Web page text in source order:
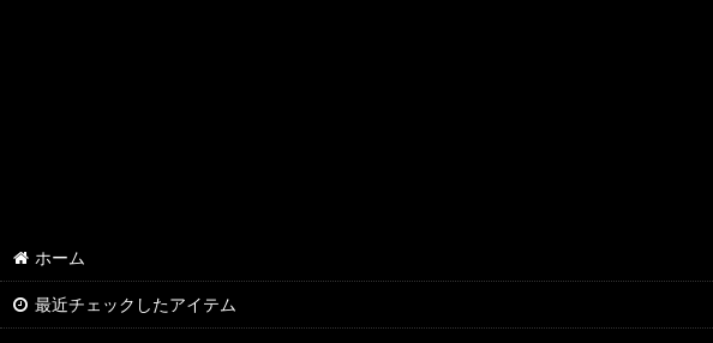
ホーム
最近チェックしたアイテム